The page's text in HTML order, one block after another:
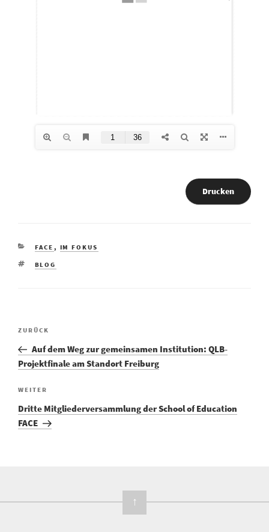
Drucken
KATEGORIEN
FACE , IM FOKUS
SCHLAGWÖRTER
BLOG
Beitragsnavigation
Vorheriger
Beitrag
ZURÜCK
Auf dem Weg zur gemeinsamen Institution: QLB-
Projektfinale am Standort Freiburg
Nächster
Beitrag
WEITER
Dritte Mitgliederversammlung der School of Education
FACE
↑